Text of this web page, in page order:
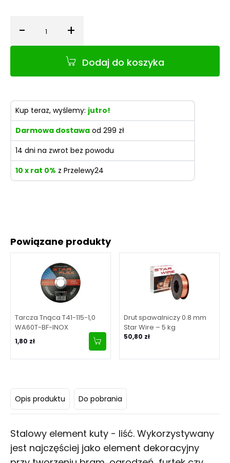
Powiązane produkty
Tarcza Tnąca T41-115-1,0
WA60T-BF-INOX
1,80 zł
Drut spawalniczy 0.8 mm
Star Wire – 5 kg
50,80 zł
Opis produktu Do pobrania
Stalowy element kuty - liść. Wykorzystywany
jest najczęściej jako element dekoracyjny
- Ilość +
Dodaj do koszyka
Kup teraz, wyślemy: jutro!
Darmowa dostawa od 299 zł
14 dni na zwrot bez powodu
10 x rat 0% z Przelewy24